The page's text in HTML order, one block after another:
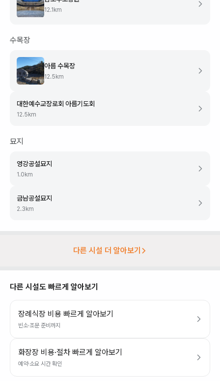
12.1 km
수목장
아름 수목장
12.5 km
대한예수교장로회 아름기도회
12.5 km
묘지
영강공설묘지
1.0 km
금남공설묘지
2.3 km
다른 시설 더 알아보기
다른 시설도 빠르게 알아보기
장례식장 비용 빠르게 알아보기
빈소·조문 준비까지
화장장 비용·절차 빠르게 알아보기
예약·소요 시간 확인